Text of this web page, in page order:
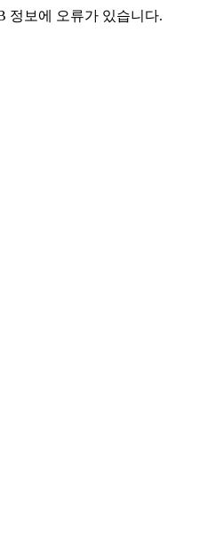
정보에 오류가 있습니다.